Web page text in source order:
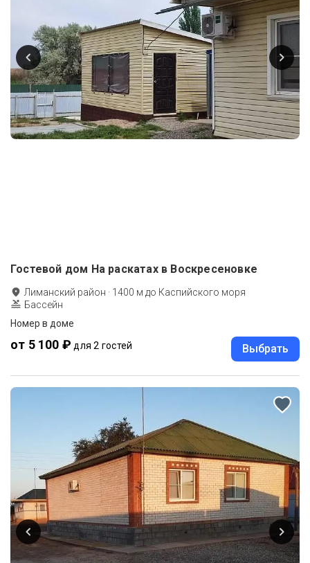
Гостевой дом На раскатах в Воскресеновке
Лиманский район · 1400 м до Каспийского моря
Бассейн
Номер в доме
от 5 100 ₽ для 2 гостей Выбрать